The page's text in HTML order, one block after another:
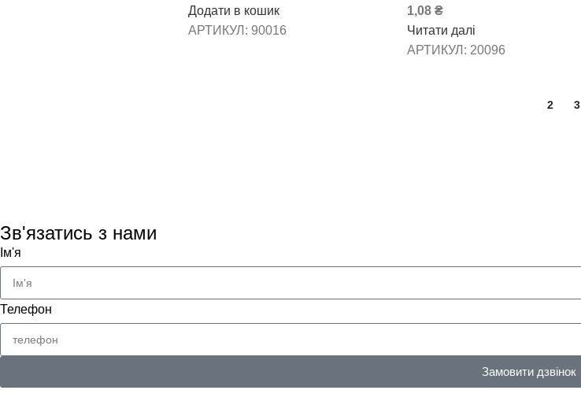
Додати в кошик
АРТИКУЛ: 90016
1,08 ₴
Читати далі
АРТИКУЛ: 20096
2 3
Зв'язатись з нами
Ім'я
Телефон
Замовити дзвінок